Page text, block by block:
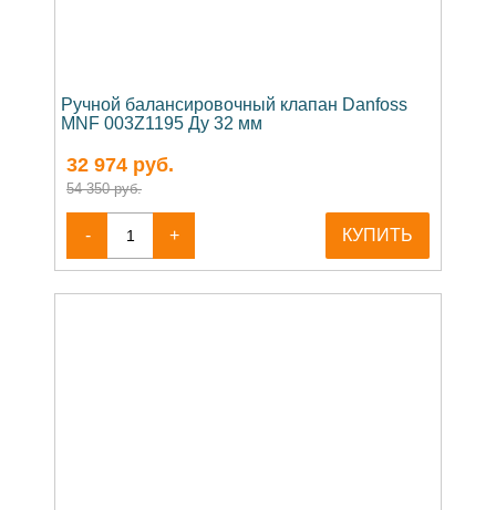
Ручной балансировочный клапан Danfoss
MNF 003Z1195 Ду 32 мм
32 974 руб.
54 350 руб.
- + КУПИТЬ